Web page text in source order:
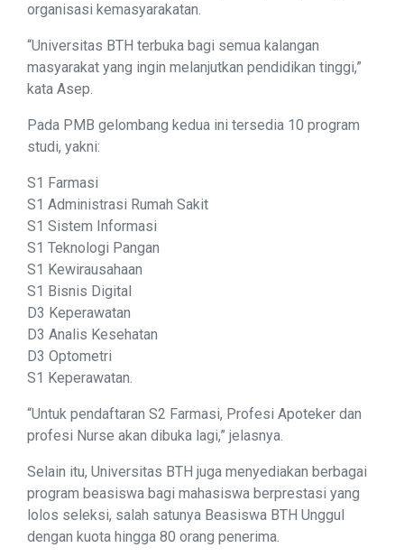
organisasi kemasyarakatan.
“Universitas BTH terbuka bagi semua kalangan
masyarakat yang ingin melanjutkan pendidikan tinggi,”
kata Asep.
Pada PMB gelombang kedua ini tersedia 10 program
studi, yakni:
S1 Farmasi
S1 Administrasi Rumah Sakit
S1 Sistem Informasi
S1 Teknologi Pangan
S1 Kewirausahaan
S1 Bisnis Digital
D3 Keperawatan
D3 Analis Kesehatan
D3 Optometri
S1 Keperawatan.
“Untuk pendaftaran S2 Farmasi, Profesi Apoteker dan
profesi Nurse akan dibuka lagi,” jelasnya.
Selain itu, Universitas BTH juga menyediakan berbagai
program beasiswa bagi mahasiswa berprestasi yang
lolos seleksi, salah satunya Beasiswa BTH Unggul
dengan kuota hingga 80 orang penerima.